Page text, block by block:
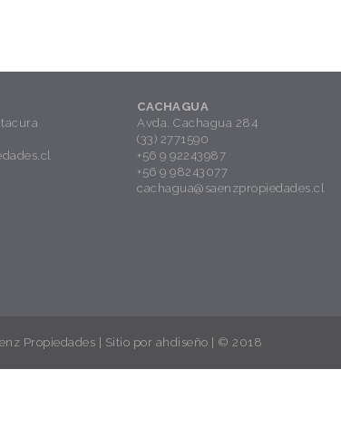
CACHAGUA
Avda. Cachagua 284
(33) 2771590
+56 9 92243987
+56 9 98243077
cachagua@saenzpropiedades.cl
Propiedades | Sitio por ahdiseño | © 2018